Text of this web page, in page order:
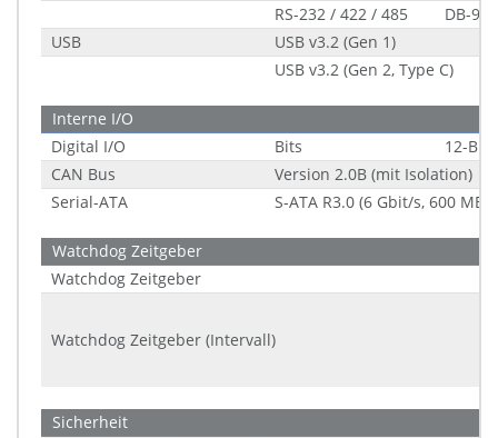
RS-232 / 422 / 485
DB-9
USB
USB v3.2 (Gen 1)
USB v3.2 (Gen 2, Type C)
Interne I/O
Digital I/O
Bits
12-Bit
CAN Bus
Version 2.0B (mit Isolation)
Serial-ATA
S-ATA R3.0 (6 Gbit/s, 600 MB/
Watchdog Zeitgeber
Watchdog Zeitgeber
Watchdog Zeitgeber (Intervall)
Sicherheit